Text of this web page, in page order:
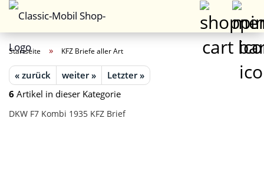
Startseite » KFZ Briefe aller Art
« zurück weiter »
Letzter »
6 Artikel in dieser Kategorie
DKW F7 Kombi 1935 KFZ Brief